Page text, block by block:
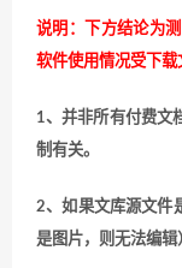
说明：下方结论为
软件使用情况受下载
1、并非所有付费文
制有关。
2、如果文库源文件
是图片，则无法编辑